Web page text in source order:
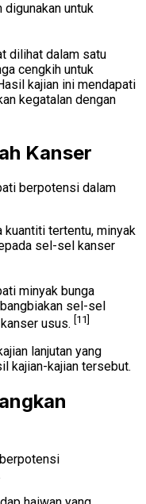
digunakan untuk
dilihat dalam satu
cengkih untuk
kajian ini mendapati
kegatalan dengan
Kanser
berpotensi dalam
kuantiti tertentu, minyak
sel-sel kanser
minyak bunga
sel-sel
usus. [11]
lanjutan yang
kajian-kajian tersebut.